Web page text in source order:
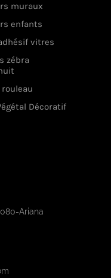
muraux
enfants
vitres
zébra
Décoratif
Ariana